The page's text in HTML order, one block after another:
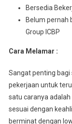
Bersedia
Belum pernah
Group ICBP
Cara Melamar :
Sangat penting bagi
pekerjaan untuk
satu caranya
sesuai dengan
berminat dengan